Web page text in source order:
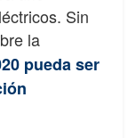
Sin
la
pueda ser